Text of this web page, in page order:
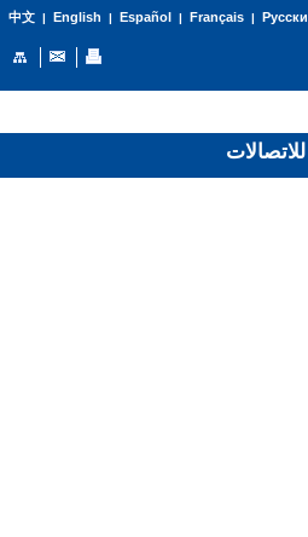
中文| English | Español | Français|